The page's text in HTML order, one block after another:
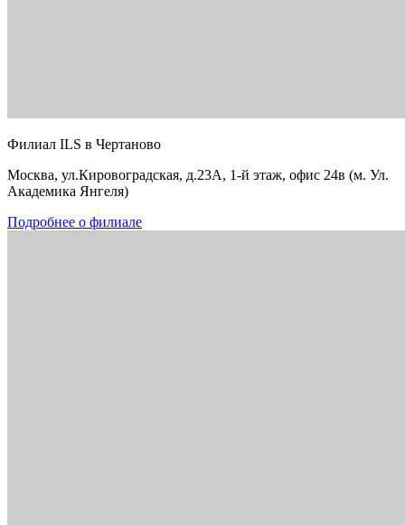
Филиал ILS в Чертаново
Москва, ул.Кировоградская, д.23А, 1-й этаж, офис 24в (м. Ул.
Академика Янгеля)
Подробнее о филиале